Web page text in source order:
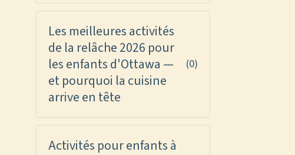
Les meilleures activités
de la relâche 2026 pour
les enfants d'Ottawa —
et pourquoi la cuisine
arrive en tête
(0)
Activités pour enfants à